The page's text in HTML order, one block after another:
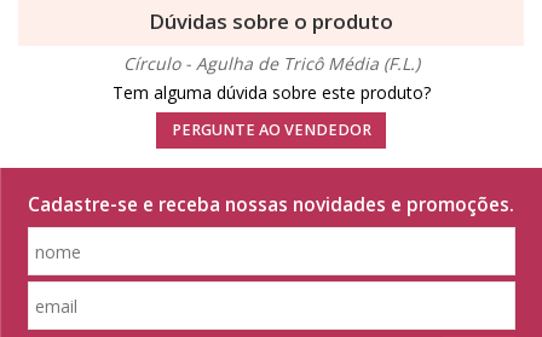
Dúvidas sobre o produto
Círculo - Agulha de Tricô Média (F.L.)
Tem alguma dúvida sobre este produto?
PERGUNTE AO VENDEDOR
Cadastre-se e receba nossas novidades e promoções.